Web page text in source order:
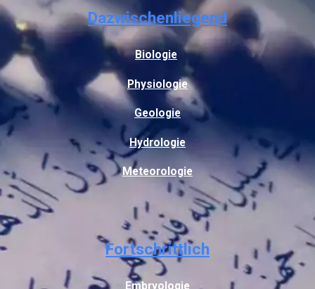
Dazwischenliegend
Biologie
Physiologie
Geologie
Hydrologie
Meteorologie
Fortschrittlich
Embryologie